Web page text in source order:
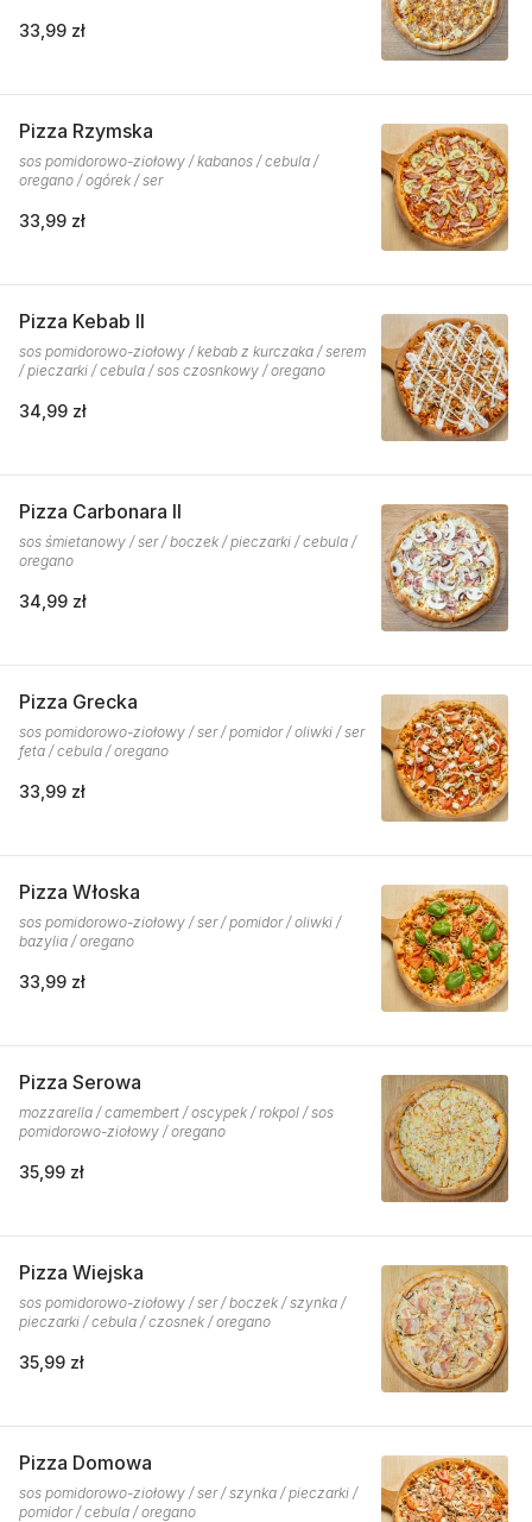
33,99 zł
Pizza Rzymska
sos pomidorowo-ziołowy / kabanos / cebula /
oregano / ogórek / ser
33,99 zł
Pizza Kebab II
sos pomidorowo-ziołowy / kebab z kurczaka / serem
/ pieczarki / cebula / sos czosnkowy / oregano
34,99 zł
Pizza Carbonara II
sos śmietanowy / ser / boczek / pieczarki / cebula /
oregano
34,99 zł
Pizza Grecka
sos pomidorowo-ziołowy / ser / pomidor / oliwki / ser
feta / cebula / oregano
33,99 zł
Pizza Włoska
sos pomidorowo-ziołowy / ser / pomidor / oliwki /
bazylia / oregano
33,99 zł
Pizza Serowa
mozzarella / camembert / oscypek / rokpol / sos
pomidorowo-ziołowy / oregano
35,99 zł
Pizza Wiejska
sos pomidorowo-ziołowy / ser / boczek / szynka /
pieczarki / cebula / czosnek / oregano
35,99 zł
Pizza Domowa
sos pomidorowo-ziołowy / ser / szynka / pieczarki /
pomidor / cebula / oregano